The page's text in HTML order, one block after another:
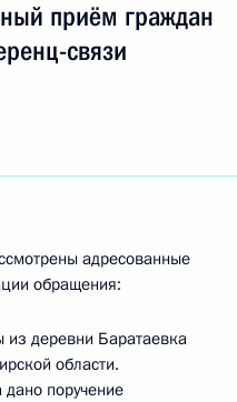
приём граждан
связи
адресованные
обращения:
из деревни Баратаевка
области.
поручение